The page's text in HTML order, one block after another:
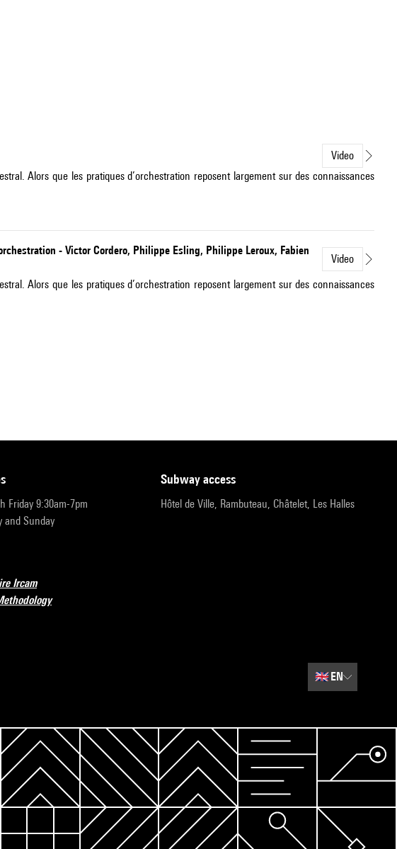
Video
Alors que les pratiques d’orchestration reposent largement sur des connaissances
- Victor Cordero, Philippe Esling, Philippe Leroux, Fabien
Video
Alors que les pratiques d’orchestration reposent largement sur des connaissances
Friday 9:30am-7pm
and Sunday
subway access
Hôtel de Ville, Rambuteau, Châtelet, Les Halles
Ircam
🇬🇧 EN